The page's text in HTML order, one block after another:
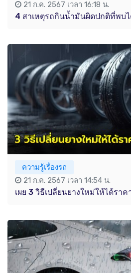
21 ก.ค. 2567 เวลา 16:18 น.
4 สาเหตุรถกินน้ำมันผิดปกติที่พบ
ความรู้เรื่องรถ
21 ก.ค. 2567 เวลา 14:54 น.
เผย 3 วิธีเปลี่ยนยางใหม่ให้ได้รา